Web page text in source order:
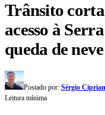
Trânsito
acesso à
queda de neve
Postado por: Sérgio
Leitura mínima